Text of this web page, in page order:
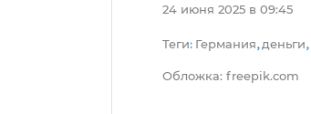
24 июня 2025 в 09:45
Теги: Германия, деньги,
Обложка: freepik.com